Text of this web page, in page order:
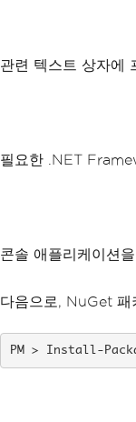
관련 텍스트 상자에
필요한 .NET
콘솔 애플리케이션
다음으로, NuGet 패
Install-